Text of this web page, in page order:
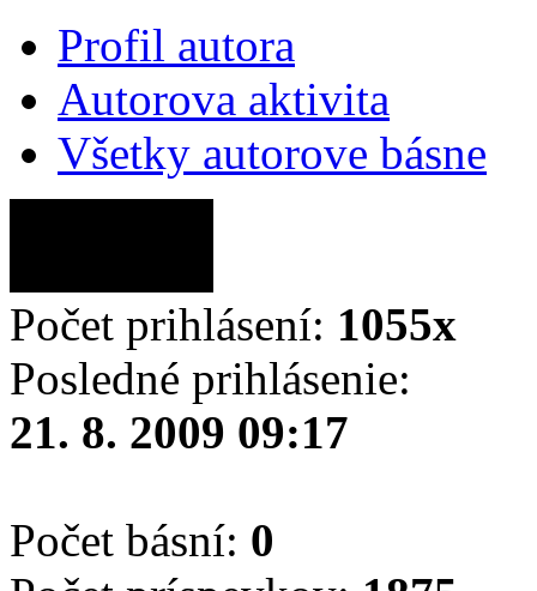
Profil autora
Autorova aktivita
Všetky autorove básne
Počet prihlásení: 1055x
Posledné prihlásenie:
21. 8. 2009 09:17
Počet básní: 0